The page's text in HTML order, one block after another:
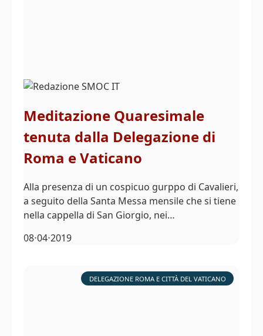
Meditazione Quaresimale
tenuta dalla Delegazione di
Roma e Vaticano
Alla presenza di un cospicuo gurppo di Cavalieri,
a seguito della Santa Messa mensile che si tiene
nella cappella di San Giorgio, nei…
08⋅04⋅2019
DELEGAZIONE ROMA E CITTÀ DEL VATICANO